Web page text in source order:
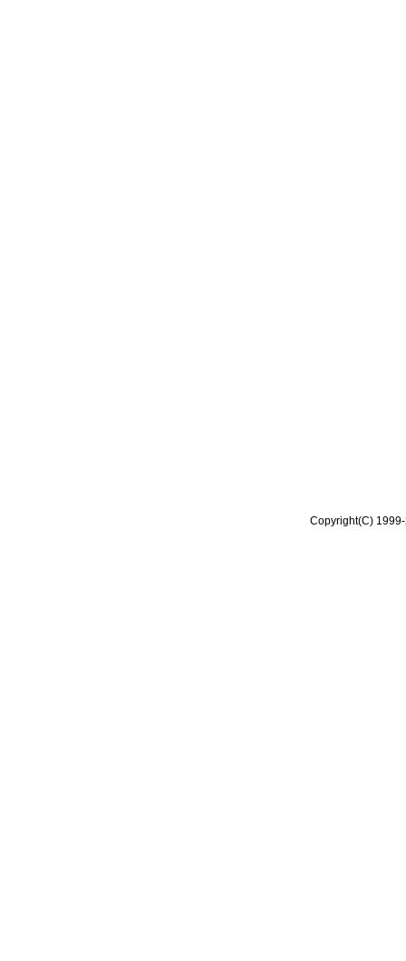
Copyright(C)